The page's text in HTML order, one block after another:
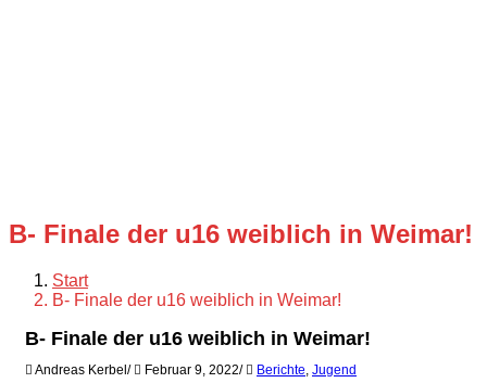
B- Finale der u16 weiblich in Weimar!
Start
B- Finale der u16 weiblich in Weimar!
B- Finale der u16 weiblich in Weimar!
Andreas Kerbel / Februar 9, 2022/ Berichte Jugend